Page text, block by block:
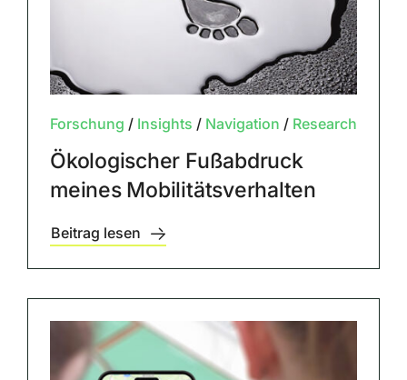
Forschung / Insights / Navigation / Research
Ökologischer Fußabdruck
meines Mobilitätsverhalten
Beitrag lesen